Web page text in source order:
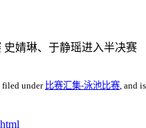
史婧琳、于静瑶进入半决赛
filed under 比赛汇集-泳池比赛 , and